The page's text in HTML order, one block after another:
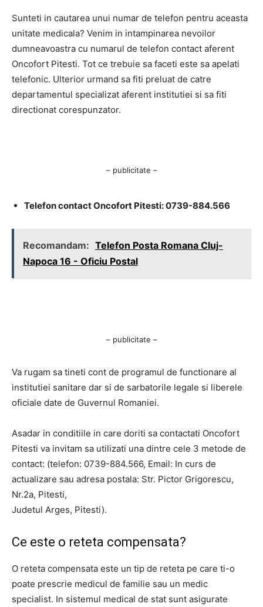
Sunteti in cautarea unui numar de telefon pentru aceasta
unitate medicala? Venim in intampinarea nevoilor
dumneavoastra cu numarul de telefon contact aferent
Oncofort Pitesti. Tot ce trebuie sa faceti este sa apelati
telefonic. Ulterior urmand sa fiti preluat de catre
departamentul specializat aferent institutiei si sa fiti
directionat corespunzator.
– publicitate –
Telefon contact Oncofort Pitesti: 0739-884.566
Recomandam: Telefon Posta Romana Cluj-
Napoca 16 - Oficiu Postal
– publicitate –
Va rugam sa tineti cont de programul de functionare al
institutiei sanitare dar si de sarbatorile legale si liberele
oficiale date de Guvernul Romaniei.
Asadar in conditiile in care doriti sa contactati Oncofort
Pitesti va invitam sa utilizati una dintre cele 3 metode de
contact: (telefon: 0739-884.566, Email: In curs de
actualizare sau adresa postala: Str. Pictor Grigorescu,
Nr.2a, Pitesti,
Judetul Arges, Pitesti).
Ce este o reteta compensata?
O reteta compensata este un tip de reteta pe care ti-o
poate prescrie medicul de familie sau un medic
specialist. In sistemul medical de stat sunt asigurate